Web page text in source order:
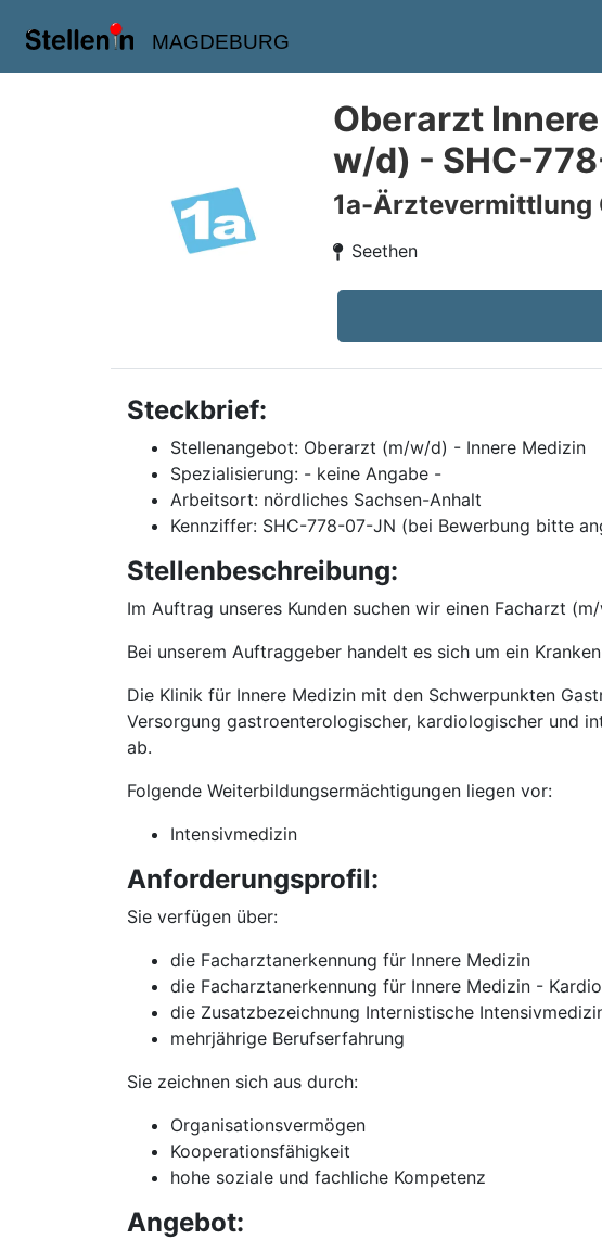
MAGDEBURG
Oberarzt
w/d) - SHC-
1a-Ärztevermittlung
Seethen
Steckbrief:
Stellenangebot: Oberarzt (m/w/d) - Innere Medizin
Spezialisierung: - keine Angabe -
Arbeitsort: nördliches Sachsen-Anhalt
Kennziffer: SHC-778-07-JN (bei Bewerbung bitte
Stellenbeschreibung:
Im Auftrag unseres Kunden suchen wir einen Facharzt
Bei unserem Auftraggeber handelt es sich um ein
Die Klinik für Innere Medizin mit den Schwerpunkten
Versorgung gastroenterologischer, kardiologischer und
ab.
Folgende Weiterbildungsermächtigungen liegen vor:
Intensivmedizin
Anforderungsprofil:
Sie verfügen über:
die Facharztanerkennung für Innere Medizin
die Facharztanerkennung für Innere Medizin -
die Zusatzbezeichnung Internistische
mehrjährige Berufserfahrung
Sie zeichnen sich aus durch:
Organisationsvermögen
Kooperationsfähigkeit
hohe soziale und fachliche Kompetenz
Angebot: